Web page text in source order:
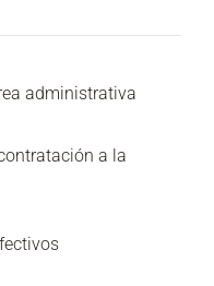
administrativa
a la